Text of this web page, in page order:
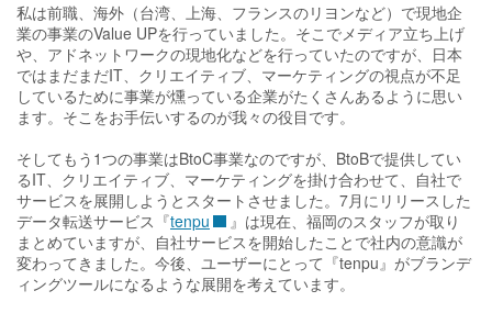
私は前職、海外（台湾、上海、フランスのリヨンなど）で現地企
業の事業のValue UPを行っていました。そこでメディア立ち上げ
や、アドネットワークの現地化などを行っていたのですが、日本
ではまだまだIT、クリエイティブ、マーケティングの視点が不足
しているために事業が燻っている企業がたくさんあるように思い
ます。そこをお手伝いするのが我々の役目です。
そしてもう1つの事業はBtoC事業なのですが、BtoBで提供してい
るIT、クリエイティブ、マーケティングを掛け合わせて、自社で
サービスを展開しようとスタートさせました。7月にリリースした
データ転送サービス『tenpu
』は現在、福岡のスタッフが取り
まとめていますが、自社サービスを開始したことで社内の意識が
変わってきました。今後、ユーザーにとって『tenpu』がブランデ
ィングツールになるような展開を考えています。